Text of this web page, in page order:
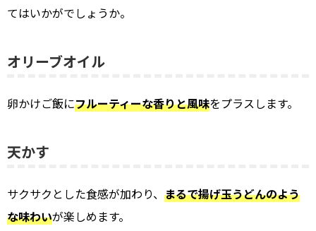
てはいかがでしょうか。
オリーブオイル
卵かけご飯にフルーティーな香りと風味をプラスします。
天かす
サクサクとした食感が加わり、 まるで揚げ玉うどんのよう
な味わいが楽しめます。